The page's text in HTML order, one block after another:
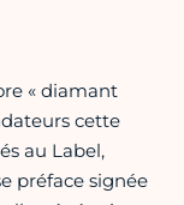
« diamant
cette
au Label,
préface signée